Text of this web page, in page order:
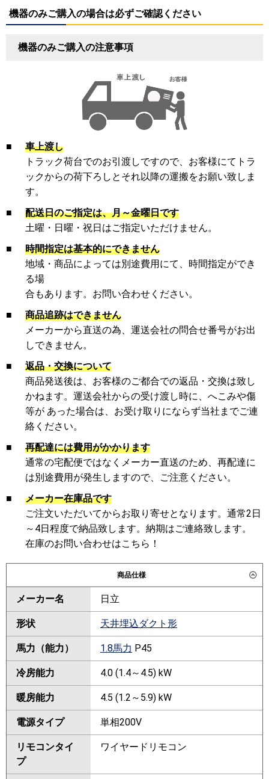
機器のみご購入の場合は必ずご確認ください
機器のみご購入の注意事項
■
車上渡し
トラック荷台でのお引渡しですので、お客様にてトラ
ックからの荷下ろしとそれ以降の運搬をお願い致しま
す。
■
配送日のご指定は、月～金曜日です
土曜・日曜・祝日はご指定いただけません。
■
時間指定は基本的にできません
地域・商品によっては別途費用にて、時間指定ができ
る場
合もあります。お問い合わせください。
■
商品追跡はできません
メーカーから直送の為、運送会社の問合せ番号がお出
しできません。
■
返品・交換について
商品発送後は、お客様のご都合での返品・交換は致し
かねます。運送会社からの受け渡し時に、へこみや傷
等が あった場合は、お受け取りにならず当社までご連
絡ください。
■
再配達には費用がかかります
通常の宅配便ではなくメーカー直送のため、再配達に
は別途費用が発生しますので、ご注意ください。
■
メーカー在庫品です
ご注文いただいてからお取り寄せとなります。通常2日
～4日程度で納品致します。納期はご連絡致します。
在庫のお問い合わせはこちら！
商品仕様
メーカー名 日立
形状 天井埋込ダクト形
馬力（能力） 1.8馬力 P45
冷房能力 4.0 (1.4～4.5) kW
暖房能力 4.5 (1.2～5.9) kW
電源タイプ 単相200V
リモコンタイ
プ
ワイヤードリモコン